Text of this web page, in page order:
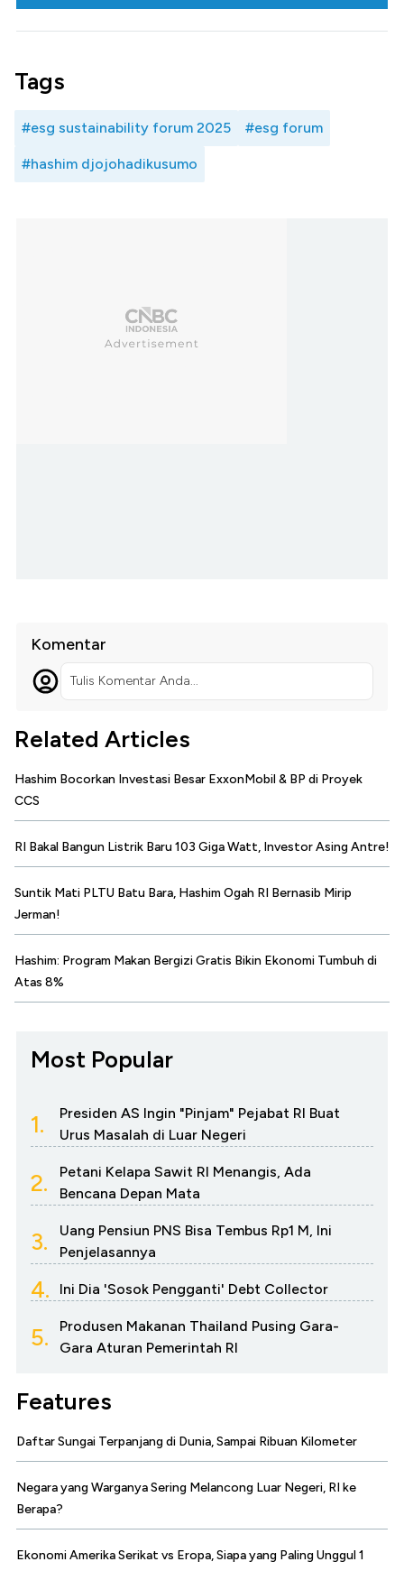
Tags
#esg sustainability forum 2025 #esg forum
#hashim djojohadikusumo
Komentar
Tulis Komentar Anda...
Related Articles
Hashim Bocorkan Investasi Besar ExxonMobil & BP di Proyek
CCS
RI Bakal Bangun Listrik Baru 103 Giga Watt, Investor Asing Antre!
Suntik Mati PLTU Batu Bara, Hashim Ogah RI Bernasib Mirip
Jerman!
Hashim: Program Makan Bergizi Gratis Bikin Ekonomi Tumbuh di
Atas 8%
Most Popular
1.
Presiden AS Ingin "Pinjam" Pejabat RI Buat
Urus Masalah di Luar Negeri
2.
Petani Kelapa Sawit RI Menangis, Ada
Bencana Depan Mata
3.
Uang Pensiun PNS Bisa Tembus Rp1 M, Ini
Penjelasannya
4. Ini Dia 'Sosok Pengganti' Debt Collector
5.
Produsen Makanan Thailand Pusing Gara-
Gara Aturan Pemerintah RI
Features
Daftar Sungai Terpanjang di Dunia, Sampai Ribuan Kilometer
Negara yang Warganya Sering Melancong Luar Negeri, RI ke
Berapa?
Ekonomi Amerika Serikat vs Eropa, Siapa yang Paling Unggul 1